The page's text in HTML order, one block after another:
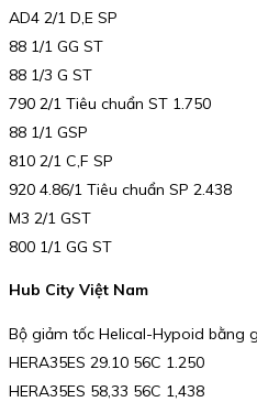
AD4 2/1 D,E SP
88 1/1 GG ST
88 1/3 G ST
790 2/1 Tiêu chuẩn ST 1.750
88 1/1 GSP
810 2/1 C,F SP
920 4.86/1 Tiêu chuẩn SP 2.438
M3 2/1 GST
800 1/1 GG ST
Hub City Việt Nam
Bộ giảm tốc Helical-Hypoid bằng
HERA35ES 29.10 56C 1.250
HERA35ES 58,33 56C 1,438